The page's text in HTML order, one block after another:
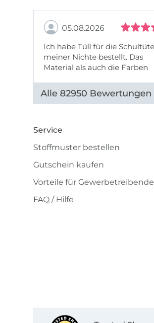
05.08.2026
Ich habe Tüll für die Schultüte
meiner Nichte bestellt. Das
Material als auch die Farben
Abbildung u sieht toll aus. Die
Lieferung erfolgte zügig u
Alle 82950 Bewertungen
Service
Stoffmuster bestellen
Gutschein kaufen
Vorteile für Gewerbetreibende
FAQ / Hilfe